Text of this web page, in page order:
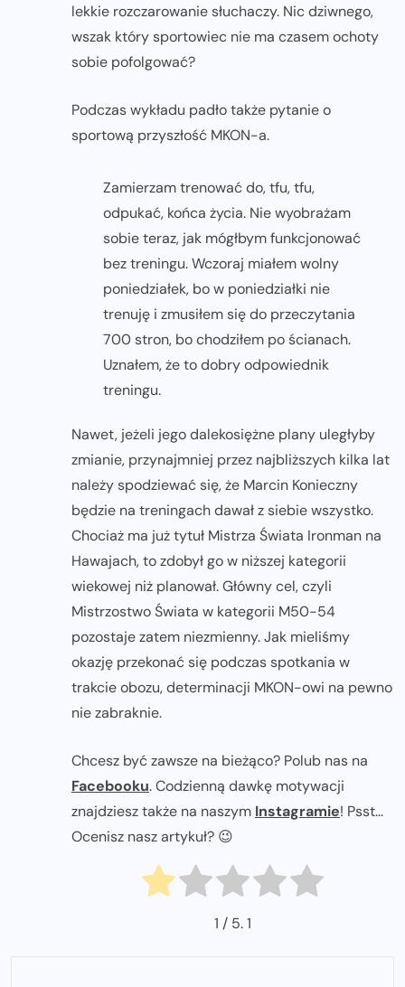
lekkie rozczarowanie słuchaczy. Nic dziwnego,
wszak który sportowiec nie ma czasem ochoty
sobie pofolgować?
Podczas wykładu padło także pytanie o
sportową przyszłość MKON-a.
Zamierzam trenować do, tfu, tfu,
odpukać, końca życia. Nie wyobrażam
sobie teraz, jak mógłbym funkcjonować
bez treningu. Wczoraj miałem wolny
poniedziałek, bo w poniedziałki nie
trenuję i zmusiłem się do przeczytania
700 stron, bo chodziłem po ścianach.
Uznałem, że to dobry odpowiednik
treningu.
Nawet, jeżeli jego dalekosiężne plany uległyby
zmianie, przynajmniej przez najbliższych kilka lat
należy spodziewać się, że Marcin Konieczny
będzie na treningach dawał z siebie wszystko.
Chociaż ma już tytuł Mistrza Świata Ironman na
Hawajach, to zdobył go w niższej kategorii
wiekowej niż planował. Główny cel, czyli
Mistrzostwo Świata w kategorii M50-54
pozostaje zatem niezmienny. Jak mieliśmy
okazję przekonać się podczas spotkania w
trakcie obozu, determinacji MKON-owi na pewno
nie zabraknie.
Chcesz być zawsze na bieżąco? Polub nas na
Facebooku. Codzienną dawkę motywacji
znajdziesz także na naszym Instagramie! Psst...
Ocenisz nasz artykuł? 😉
1 / 5.1